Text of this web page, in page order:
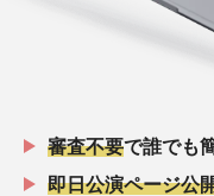
審査不要で誰でも
即日公演ページ公